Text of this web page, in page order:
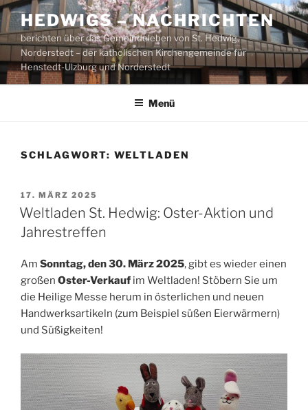
Zum
Inhalt
springen
HEDWIGS – NACHRICHTEN
berichten über das Gemeindeleben von St. Hedwig,
Norderstedt – der katholischen Kirchengemeinde für
Henstedt-Ulzburg und Norderstedt
Menü
SCHLAGWORT: WELTLADEN
VERÖFFENTLICHT
AM
17. MÄRZ 2025
Weltladen St. Hedwig: Oster-Aktion und
Jahrestreffen
Am Sonntag, den 30. März 2025, gibt es wieder einen
großen Oster-Verkauf im Weltladen! Stöbern Sie um
die Heilige Messe herum in österlichen und neuen
Handwerksartikeln (zum Beispiel süßen Eierwärmern)
und Süßigkeiten!